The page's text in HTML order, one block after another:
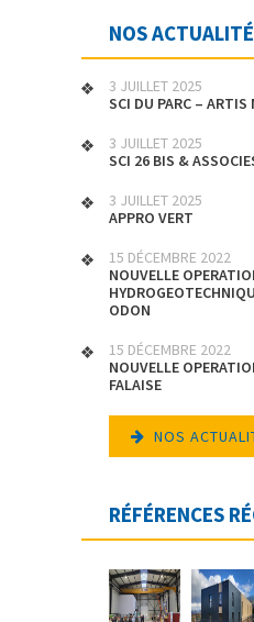
NOS
3 JUILLET 2025
SCI DU PARC – ARTIS
3 JUILLET 2025
SCI 26 BIS &
3 JUILLET 2025
APPRO VERT
15 DÉCEMBRE 2022
NOUVELLE
ODON
15 DÉCEMBRE 2022
NOUVELLE
FALAISE
NOS
RÉFÉRENCES